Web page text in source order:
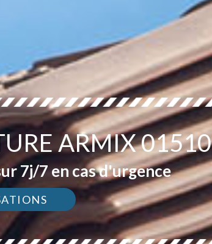
ARMIX 01510
7j/7 en cas d'urgence